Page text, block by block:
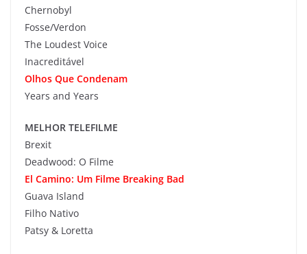
Chernobyl
Fosse/Verdon
The Loudest Voice
Inacreditável
Olhos Que Condenam
Years and Years
MELHOR TELEFILME
Brexit
Deadwood: O Filme
El Camino: Um Filme Breaking Bad
Guava Island
Filho Nativo
Patsy & Loretta